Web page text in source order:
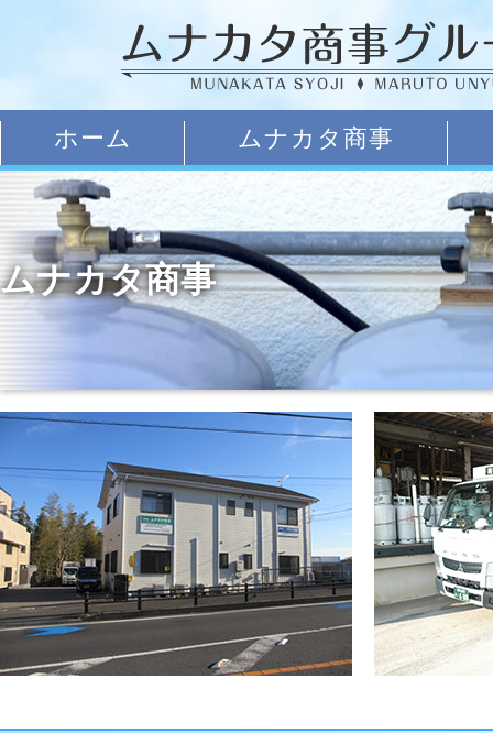
ホーム ムナカタ商事
ムナカタ商事